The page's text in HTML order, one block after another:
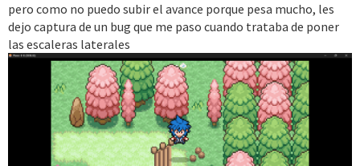
pero como no puedo subir el avance porque pesa mucho, les
dejo captura de un bug que me paso cuando trataba de poner
las escaleras laterales